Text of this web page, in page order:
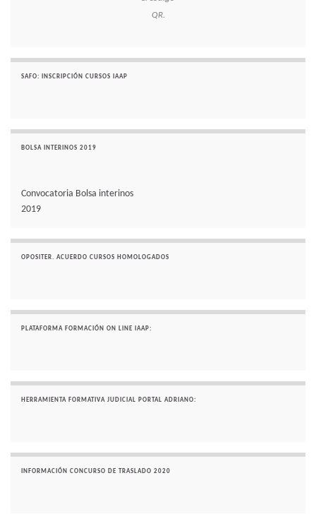
QR.
SAFO: INSCRIPCIÓN CURSOS IAAP
BOLSA INTERINOS 2019
Convocatoria Bolsa interinos
2019
OPOSITER. ACUERDO CURSOS HOMOLOGADOS
PLATAFORMA FORMACIÓN ON LINE IAAP:
HERRAMIENTA FORMATIVA JUDICIAL PORTAL ADRIANO:
INFORMACIÓN CONCURSO DE TRASLADO 2020